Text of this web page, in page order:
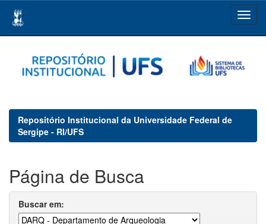
navigation
Repositório Institucional da Universidade Federal de
Sergipe - RI/UFS
Página de Busca
Buscar em: